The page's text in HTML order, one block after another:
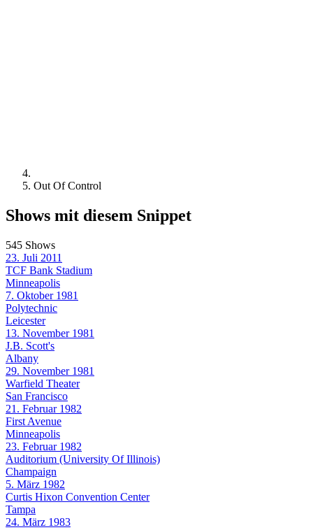
Out Of Control
Shows mit diesem Snippet
545 Shows
23. Juli 2011
TCF Bank Stadium
Minneapolis
7. Oktober 1981
Polytechnic
Leicester
13. November 1981
J.B. Scott's
Albany
29. November 1981
Warfield Theater
San Francisco
21. Februar 1982
First Avenue
Minneapolis
23. Februar 1982
Auditorium (University Of Illinois)
Champaign
5. März 1982
Curtis Hixon Convention Center
Tampa
24. März 1983